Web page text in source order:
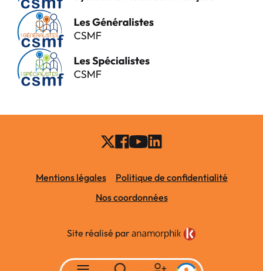
Mentions légales
Politique de confidentialité
Nos coordonnées
Site réalisé par